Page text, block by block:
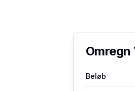
Omregn
Beløb